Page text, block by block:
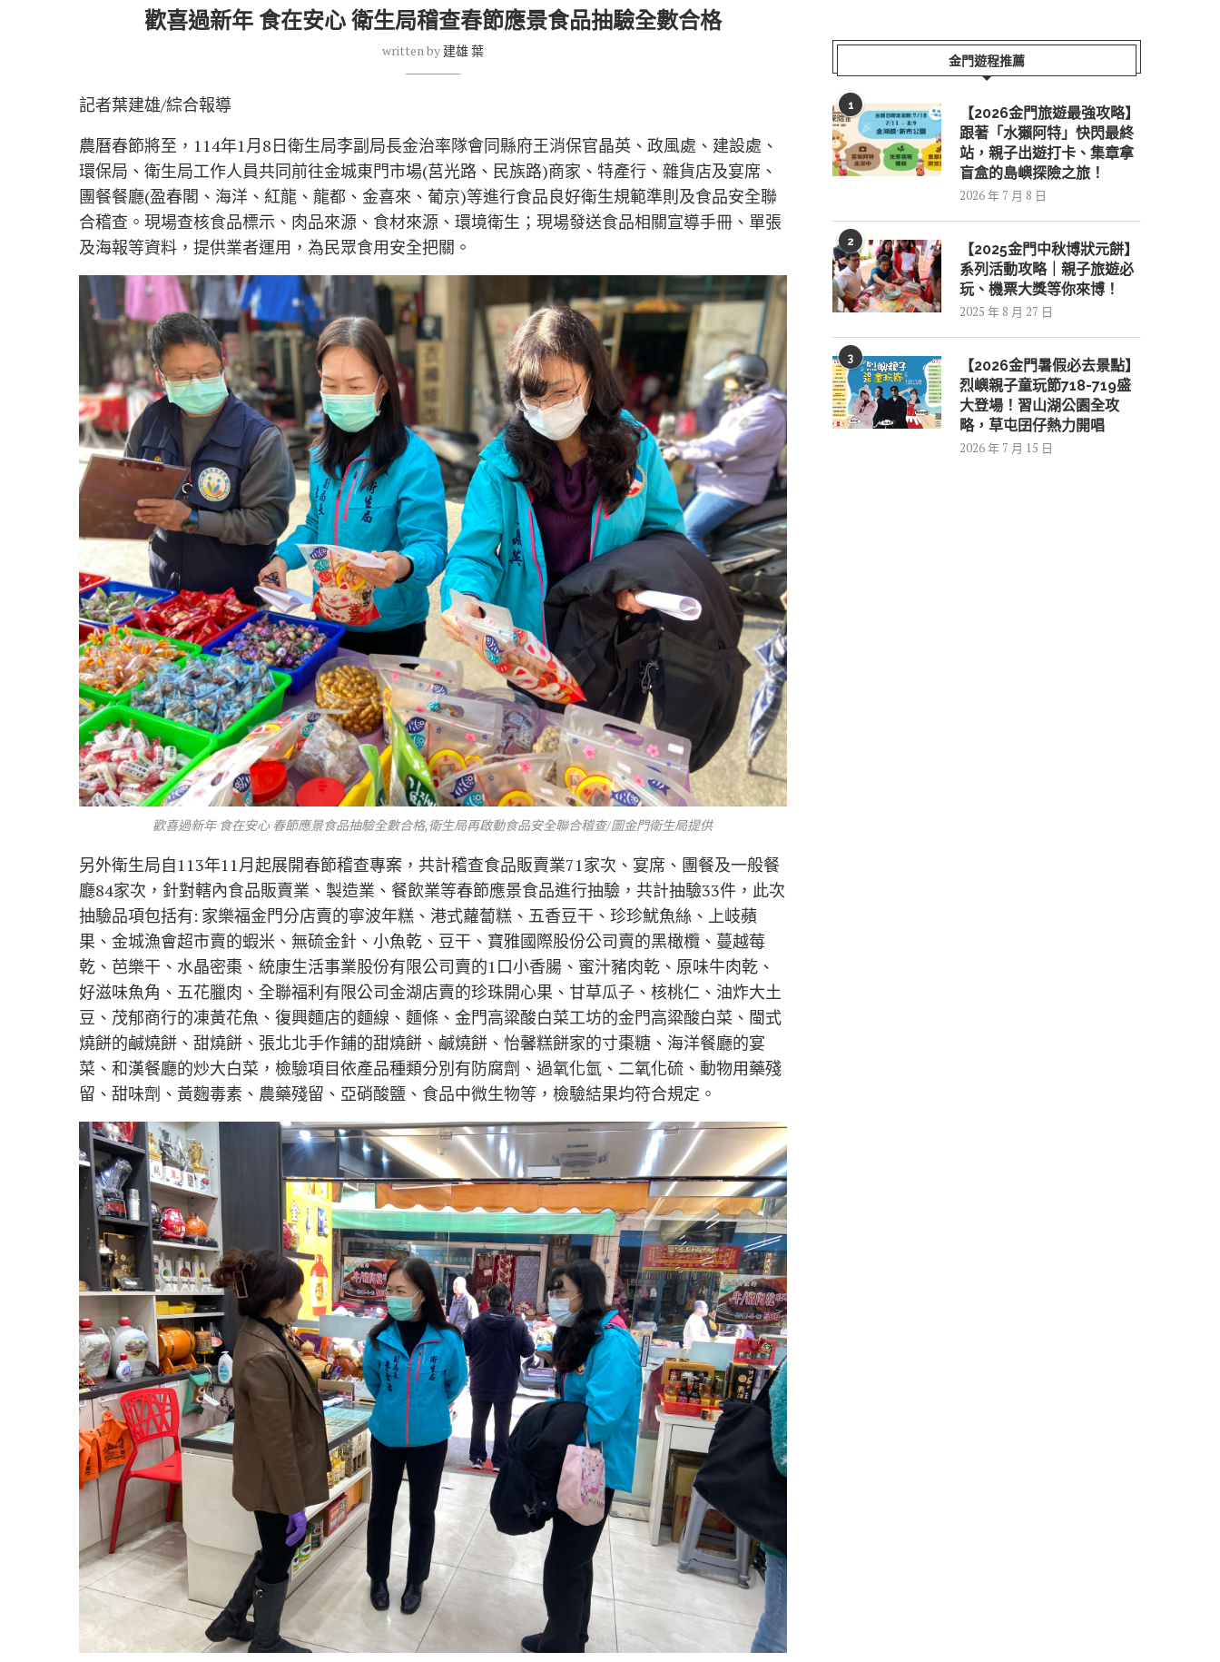
歡喜過新年 食在安心 衛生局稽查春節應景食品抽驗全數合格
written by 建雄 葉
記者葉建雄/綜合報導
農曆春節將至，114年1月8日衛生局李副局長金治率隊會同縣府王消保官晶英、政風處、建設處、
環保局、衛生局工作人員共同前往金城東門市場(莒光路、民族路)商家、特產行、雜貨店及宴席、
團餐餐廳(盈春閣、海洋、紅龍、龍都、金喜來、葡京)等進行食品良好衛生規範準則及食品安全聯
合稽查。現場查核食品標示、肉品來源、食材來源、環境衛生；現場發送食品相關宣導手冊、單張
及海報等資料，提供業者運用，為民眾食用安全把關。
歡喜過新年 食在安心 春節應景食品抽驗全數合格,衛生局再啟動食品安全聯合稽查/圖金門衛生局提供
另外衛生局自113年11月起展開春節稽查專案，共計稽查食品販賣業71家次、宴席、團餐及一般餐
廳84家次，針對轄內食品販賣業、製造業、餐飲業等春節應景食品進行抽驗，共計抽驗33件，此次
抽驗品項包括有: 家樂福金門分店賣的寧波年糕、港式蘿蔔糕、五香豆干、珍珍魷魚絲、上岐蘋
果、金城漁會超市賣的蝦米、無硫金針、小魚乾、豆干、寶雅國際股份公司賣的黑橄欖、蔓越莓
乾、芭樂干、水晶密棗、統康生活事業股份有限公司賣的1口小香腸、蜜汁豬肉乾、原味牛肉乾、
好滋味魚角、五花臘肉、全聯福利有限公司金湖店賣的珍珠開心果、甘草瓜子、核桃仁、油炸大土
豆、茂郁商行的凍黃花魚、復興麵店的麵線、麵條、金門高粱酸白菜工坊的金門高粱酸白菜、閩式
燒餅的鹹燒餅、甜燒餅、張北北手作鋪的甜燒餅、鹹燒餅、怡馨糕餅家的寸棗糖、海洋餐廳的宴
菜、和漢餐廳的炒大白菜，檢驗項目依產品種類分別有防腐劑、過氧化氫、二氧化硫、動物用藥殘
留、甜味劑、黃麴毒素、農藥殘留、亞硝酸鹽、食品中微生物等，檢驗結果均符合規定。
金門遊程推薦
1
【2026金門旅遊最強攻略】
跟著「水獺阿特」快閃最終
站，親子出遊打卡、集章拿
盲盒的島嶼探險之旅！
2026 年 7 月 8 日
2
【2025金門中秋博狀元餅】
系列活動攻略｜親子旅遊必
玩、機票大獎等你來博！
2025 年 8 月 27 日
3
【2026金門暑假必去景點】
烈嶼親子童玩節718-719盛
大登場！習山湖公園全攻
略，草屯囝仔熱力開唱
2026 年 7 月 15 日